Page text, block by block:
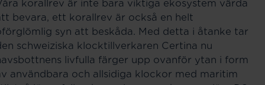
korallrev är inte bara viktiga ekosystem värda
bevara, ett korallrev är också en helt
syn att beskåda. Med detta i åtanke tar
schweiziska klocktillverkaren Certina nu
livfulla färger upp ovanför ytan i form
användbara och allsidiga klockor med maritim